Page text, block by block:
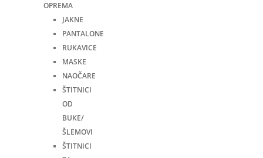
OPREMA
JAKNE
PANTALONE
RUKAVICE
MASKE
NAOČARE
ŠTITNICI
OD
BUKE/
ŠLEMOVI
ŠTITNICI